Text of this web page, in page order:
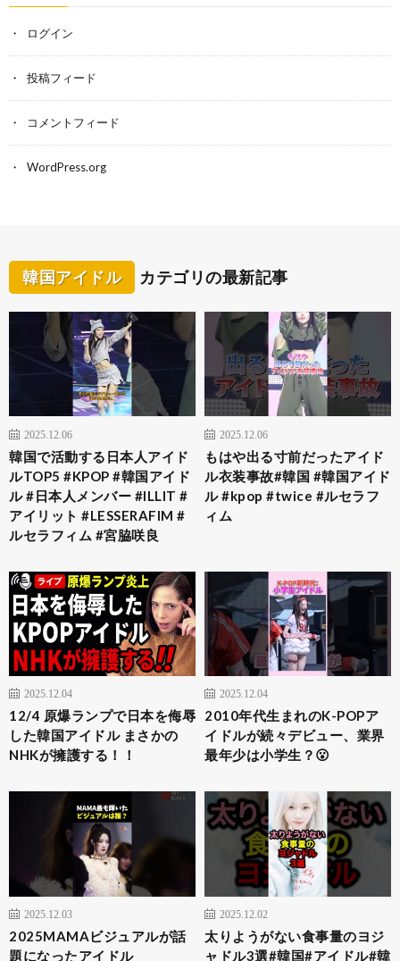
ログイン
投稿フィード
コメントフィード
WordPress.org
韓国アイドル カテゴリの最新記事
2025.12.06
韓国で活動する日本人アイド
ルTOP5 #KPOP #韓国アイド
ル #日本人メンバー #ILLIT #
アイリット #LESSERAFIM #
ルセラフィム #宮脇咲良
2025.12.06
もはや出る寸前だったアイド
ル衣装事故#韓国 #韓国アイド
ル #kpop #twice #ルセラフ
ィム
2025.12.04
12/4 原爆ランプで日本を侮辱
した韓国アイドル まさかの
NHKが擁護する！！
2025.12.04
2010年代生まれのK-POPア
イドルが続々デビュー、業界
最年少は小学生？😮
2025.12.03
2025MAMAビジュアルが話
題になったアイドル
2025.12.02
太りようがない食事量のヨジ
ャドル3選#韓国#アイドル#韓